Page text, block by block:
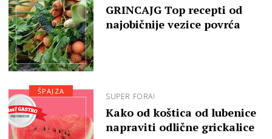
GRINCAJG Top recepti od
najobičnije vezice povrća
SUPER FORA!
Kako od koštica od lubenice
napraviti odlične grickalice
ŠPAJZA